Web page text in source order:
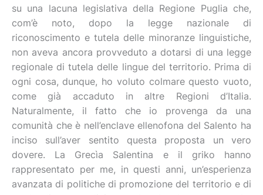
su una lacuna legislativa della Regione Puglia che,
com’è noto, dopo la legge nazionale di
riconoscimento e tutela delle minoranze linguistiche,
non aveva ancora provveduto a dotarsi di una legge
regionale di tutela delle lingue del territorio. Prima di
ogni cosa, dunque, ho voluto colmare questo vuoto,
come già accaduto in altre Regioni d’Italia.
Naturalmente, il fatto che io provenga da una
comunità che è nell’enclave ellenofona del Salento ha
inciso sull’aver sentito questa proposta un vero
dovere. La Grecìa Salentina e il griko hanno
rappresentato per me, in questi anni, un’esperienza
avanzata di politiche di promozione del territorio e di